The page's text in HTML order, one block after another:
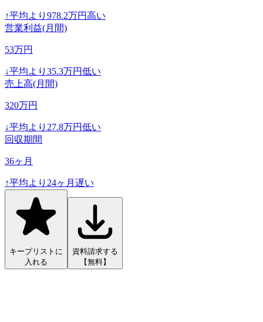
↑平均より 978.2万円高い
営業利益(月間)
53万円
↓平均より 35.3万円低い
売上高(月間)
320万円
↓平均より 27.8万円低い
回収期間
36ヶ月
↑平均より 24ヶ月遅い
キープリストに
入れる
資料請求する
【無料】